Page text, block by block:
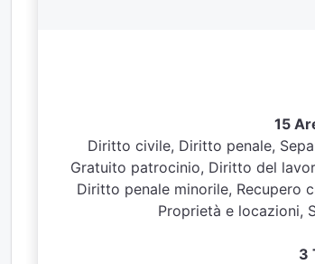
15
Diritto civile, Diritto penale,
Gratuito patrocinio, Diritto del
Diritto penale minorile, Recupero
Proprietà e locazioni,
3